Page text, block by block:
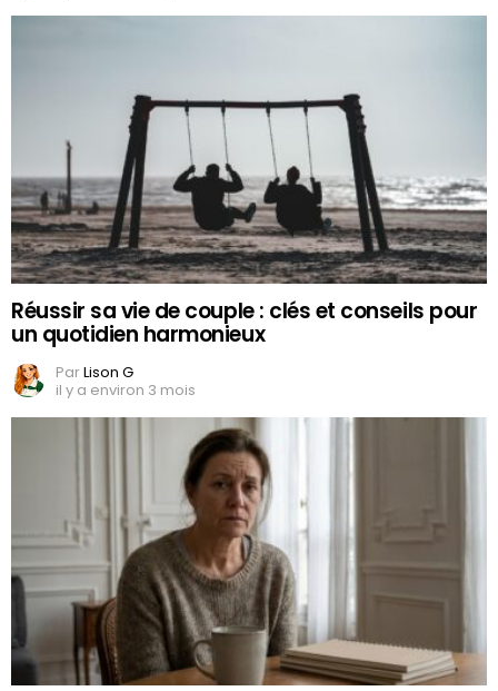
Réussir sa vie de couple : clés et conseils pour
un quotidien harmonieux
ParLison G
il y a environ 3 mois